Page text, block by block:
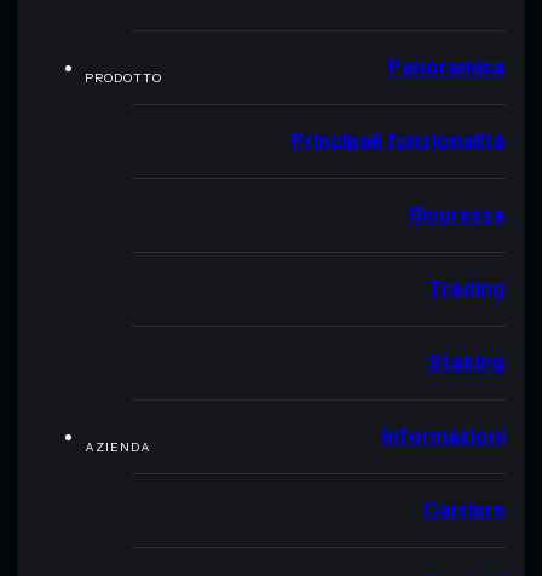
PRODOTTO Panoramica
Principali funzionalità
Sicurezza
Trading
Staking
AZIENDA Informazioni
Carriere